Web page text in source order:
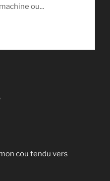
ou...
cou tendu vers